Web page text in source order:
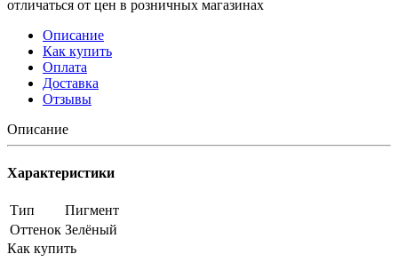
отличаться от цен в розничных магазинах
Описание
Как купить
Оплата
Доставка
Отзывы
Описание
Характеристики
Тип
Пигмент
Оттенок Зелёный
Как купить